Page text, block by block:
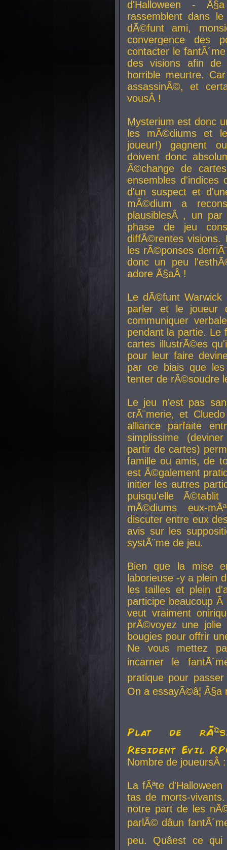
d'Halloween -
rassemblent dans
dÃ©funt ami,
convergence des
contacter le
des visions afin
horrible meurtre.
assassinÃ©, et
vousÂ !
Mysterium est donc
les mÃ©diums et
joueur!) gagnent
doivent donc
Ã©change de
ensembles d'indices
d'un suspect et
mÃ©dium a
plausiblesÂ , un par
phase de jeu
diffÃ©rentes visions.
les rÃ©ponses
donc un peu
adore Ã§aÂ !
Le dÃ©funt Warwick
parler et le joueur
communiquer
pendant la partie. Le
cartes illustrÃ©es
pour leur faire
par ce biais que
tenter de rÃ©soudre
Le jeu n'est pas
crÃ¨merie, et
alliance parfaite
simplissime
partir de cartes)
famille ou amis, de
est Ã©galement
initier les autres
puisqu'elle
mÃ©diums eux-
discuter entre eux
avis sur les
systÃ¨me de jeu.
Bien que la mise
laborieuse -y a plein
les tailles et plein
participe beaucoup
veut vraiment
prÃ©voyez une
bougies pour offrir
Ne vous mettez
incarner le
pratique pour
On a essayÃ©â¦
Plat de
Resident Evil
Nombre de
La fÃªte
tas de morts-
notre part de les
parlÃ© dâun
peu. Quâest ce